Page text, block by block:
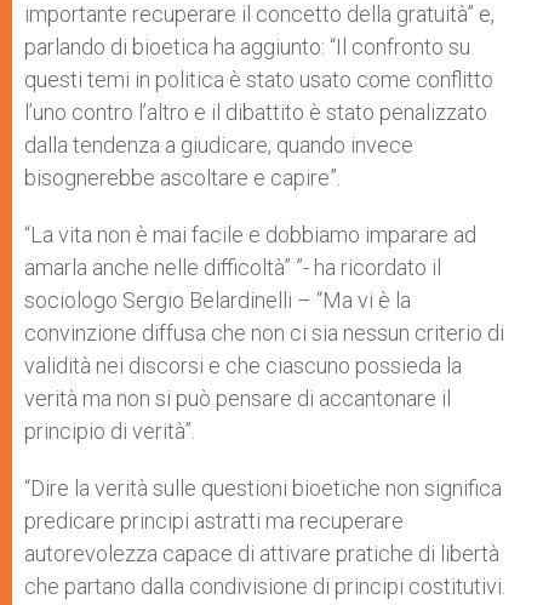
importante recuperare il concetto della gratuità” e,
parlando di bioetica ha aggiunto: “Il confronto su
questi temi in politica è stato usato come conflitto
l’uno contro l’altro e il dibattito è stato penalizzato
dalla tendenza a giudicare, quando invece
bisognerebbe ascoltare e capire”.
“La vita non è mai facile e dobbiamo imparare ad
amarla anche nelle difficoltà” ”- ha ricordato il
sociologo Sergio Belardinelli – “Ma vi è la
convinzione diffusa che non ci sia nessun criterio di
validità nei discorsi e che ciascuno possieda la
verità ma non si può pensare di accantonare il
principio di verità”.
“Dire la verità sulle questioni bioetiche non significa
predicare principi astratti ma recuperare
autorevolezza capace di attivare pratiche di libertà
che partano dalla condivisione di principi costitutivi.